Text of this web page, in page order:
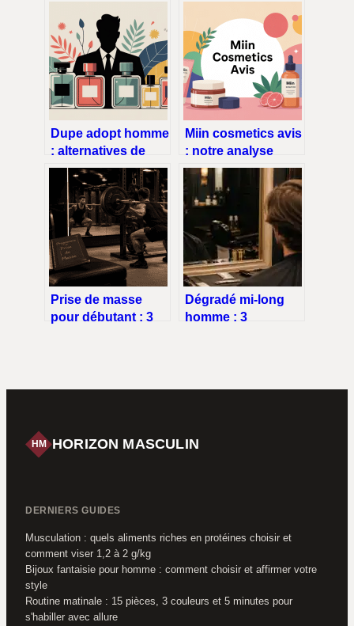
Dupe adopt homme
: alternatives de
parfum abordables
et stylées
Miin cosmetics avis
: notre analyse
complète avant de
commander
Prise de masse
pour débutant : 3
votre physique
Dégradé mi-long
homme : 3
de longueur
HM HORIZON MASCULIN
DERNIERS GUIDES
Musculation : quels aliments riches en protéines choisir et
comment viser 1,2 à 2 g/kg
Bijoux fantaisie pour homme : comment choisir et affirmer votre
style
Routine matinale : 15 pièces, 3 couleurs et 5 minutes pour
s'habiller avec allure